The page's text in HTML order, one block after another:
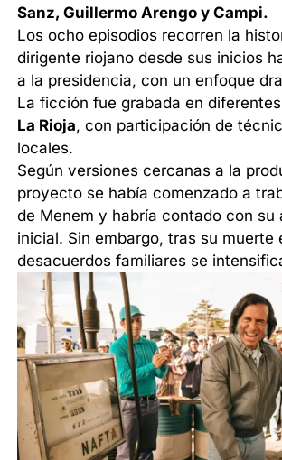
Sanz, Guillermo Arengo y Campi.
Los ocho episodios recorren la
dirigente riojano desde sus inicios
a la presidencia, con un enfoque
La ficción fue grabada en
La Rioja, con participación de
locales.
Según versiones cercanas a la
proyecto se había comenzado a
de Menem y habría contado con su
inicial. Sin embargo, tras su muerte
desacuerdos familiares se